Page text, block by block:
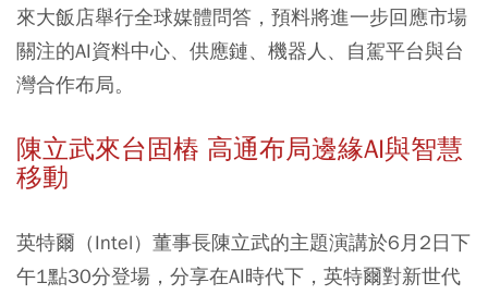
來大飯店舉行全球媒體問答，預料將進一步回應市場
關注的AI資料中心、供應鏈、機器人、自駕平台與台
灣合作布局。
陳立武來台固樁 高通布局邊緣AI與智慧
移動
英特爾（Intel）董事長陳立武的主題演講於6月2日下
午1點30分登場，分享在AI時代下，英特爾對新世代